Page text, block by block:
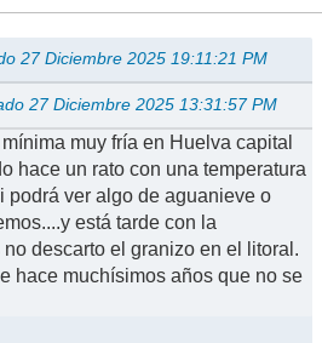
27 Diciembre 2025 19:11:21 PM
27 Diciembre 2025 13:31:57 PM
muy fría en Huelva capital
hace un rato con una temperatura
podrá ver algo de aguanieve o
está tarde con la
descarto el granizo en el litoral.
hace muchísimos años que no se